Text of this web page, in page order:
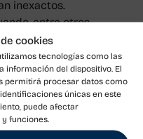
cookies
tecnologías como las
información del dispositivo. El
permitirá procesar datos como
únicas en este
puede afectar
funciones.
inexactos.
entre otros
necesarios para
recogidos.
tratamiento en
de sus datos
con su situación